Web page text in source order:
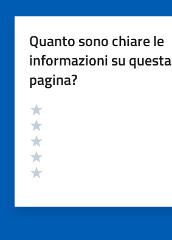
Quanto sono chiare le
informazioni su questa
pagina?
Valutazione